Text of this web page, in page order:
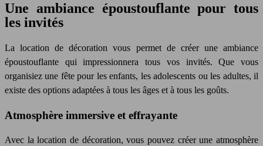
Une ambiance époustouflante pour tous
les invités
La location de décoration vous permet de créer une ambiance
époustouflante qui impressionnera tous vos invités. Que vous
organisiez une fête pour les enfants, les adolescents ou les adultes, il
existe des options adaptées à tous les âges et à tous les goûts.
Atmosphère immersive et effrayante
Avec la location de décoration, vous pouvez créer une atmosphère